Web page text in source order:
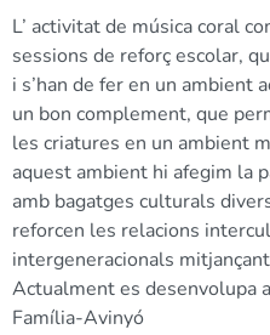
L’ activitat de música coral
sessions de reforç escolar,
i s’han de fer en un ambient
un bon complement, que
les criatures en un ambient
aquest ambient hi afegim la
amb bagatges culturals
reforcen les relacions
intergeneracionals
Actualment es desenvolupa
Família-Avinyó